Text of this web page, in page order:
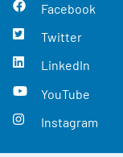
Facebook
Twitter
LinkedIn
YouTube
Instagram